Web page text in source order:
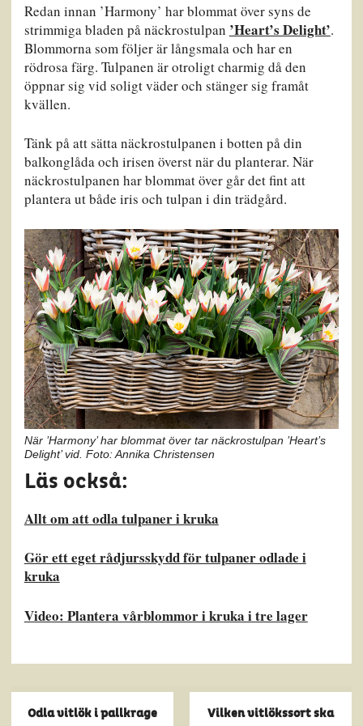
Redan innan ’Harmony’ har blommat över syns de
strimmiga bladen på näckrostulpan ’Heart’s Delight’.
Blommorna som följer är långsmala och har en
rödrosa färg. Tulpanen är otroligt charmig då den
öppnar sig vid soligt väder och stänger sig framåt
kvällen.
Tänk på att sätta näckrostulpanen i botten på din
balkonglåda och irisen överst när du planterar. När
näckrostulpanen har blommat över går det fint att
plantera ut både iris och tulpan i din trädgård.
När ’Harmony’ har blommat över tar näckrostulpan ’Heart’s
Delight’ vid. Foto: Annika Christensen
Läs också:
Allt om att odla tulpaner i kruka
Gör ett eget rådjursskydd för tulpaner odlade i
kruka
Video: Plantera vårblommor i kruka i tre lager
Odla vitlök i pallkrage
Vilken vitlökssort ska